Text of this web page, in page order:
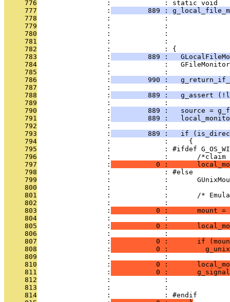
     776
                 :             : static void
     777
                 :
889 :
     778
:             :
     779
:             :
     780
:             :
     781
:             :
     782
                 :             : {
     783
                 :
889 :
     784
:             :
     785
                 :             :
     786
                 :
990 :
     787
                 :             :
     788
                 :
889 :   g_assert
     789
                 :             :
     790
                 :
889 :   source =
     791
                 :
889 :
     792
                 :             :
     793
                 :
889 :   if
     794
                 :             :     {
     795
:             : #ifdef
     796
:             :       /*claim
     797
                 :
0 :
     798
                 :             : #else
     799
:             :
     800
                 :             :
     801
:             :       /*
     802
                 :             :
     803
                 :
0 :       mount =
     804
                 :             :
     805
                 :
0 :
     806
                 :             :
     807
                 :
0 :       if
     808
                 :
0 :
     809
                 :             :
     810
                 :
0 :
     811
                 :
0 :
     812
:             :
     813
:             :
     814
                 :             : #endif